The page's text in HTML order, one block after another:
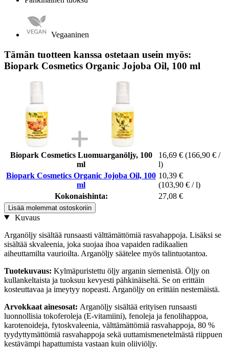
Vegaaninen
Tämän tuotteen kanssa ostetaan usein myös:
Biopark Cosmetics Organic Jojoba Oil, 100 ml
Biopark Cosmetics Luomuarganöljy, 100
ml
16,69 € (166,90 € /
l)
Biopark Cosmetics Organic Jojoba Oil, 100
ml
10,39 €
(103,90 € / l)
Kokonaishinta:
27,08 €
Lisää molemmat ostoskoriin
Kuvaus
Arganöljy sisältää runsaasti välttämättömiä rasvahappoja. Lisäksi se
sisältää skvaleenia, joka suojaa ihoa vapaiden radikaalien
aiheuttamilta vaurioilta. Arganöljy säätelee myös talintuotantoa.
Tuotekuvaus: Kylmäpuristettu öljy arganin siemenistä. Öljy on
kullankeltaista ja tuoksuu kevyesti pähkinäiseltä. Se on erittäin
kosteuttavaa ja imeytyy nopeasti. Arganöljy on erittäin nestemäistä.
Arvokkaat ainesosat: Arganöljy sisältää erityisen runsaasti
luonnollisia tokoferoleja (E-vitamiini), fenoleja ja fenolihappoa,
karotenoideja, fytoskvaleenia, välttämättömiä rasvahappoja, 80 %
tyydyttymättömiä rasvahappoja sekä uuttamismenetelmästä riippuen
kestävämpi hapattumista vastaan kuin oliiviöljy.